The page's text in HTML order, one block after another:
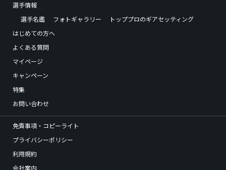
選手情報
選手名鑑
フォトギャラリー
トッププロのギアセッティング
はじめての方へ
よくある質問
マイページ
キャンペーン
特集
お問い合わせ
免責事項・コピーライト
プライバシーポリシー
利用規約
会社案内